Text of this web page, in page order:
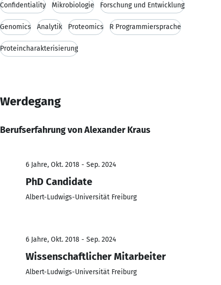
Confidentiality Mikrobiologie Forschung und Entwicklung
Genomics Analytik Proteomics R Programmiersprache
Proteincharakterisierung
Werdegang
Berufserfahrung von Alexander Kraus
6 Jahre, Okt. 2018 - Sep. 2024
PhD Candidate
Albert-Ludwigs-Universität Freiburg
6 Jahre, Okt. 2018 - Sep. 2024
Wissenschaftlicher Mitarbeiter
Albert-Ludwigs-Universität Freiburg